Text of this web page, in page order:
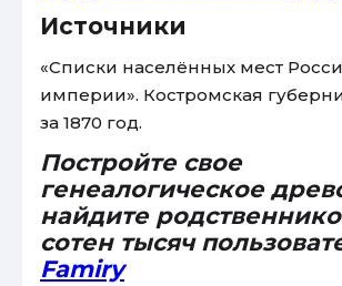
Источники
«Списки населённых мест
империи». Костромская
за 1870 год.
Постройте свое
генеалогическое
найдите
сотен тысяч
Famiry